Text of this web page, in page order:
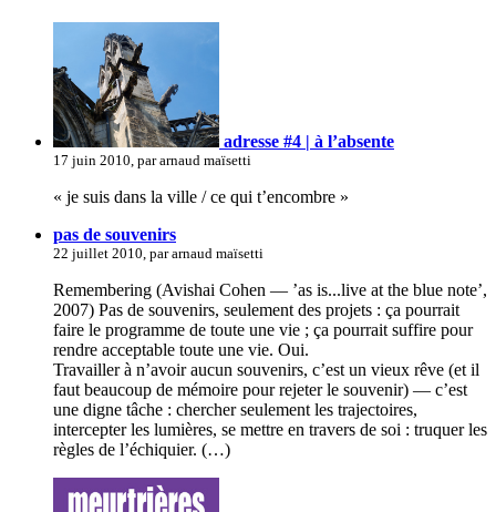
adresse #4 | à l’absente
17 juin 2010, par arnaud maïsetti
« je suis dans la ville / ce qui t’encombre »
pas de souvenirs
22 juillet 2010, par arnaud maïsetti
Remembering (Avishai Cohen — ’as is...live at the blue note’,
2007) Pas de souvenirs, seulement des projets : ça pourrait
faire le programme de toute une vie ; ça pourrait suffire pour
rendre acceptable toute une vie. Oui.
Travailler à n’avoir aucun souvenirs, c’est un vieux rêve (et il
faut beaucoup de mémoire pour rejeter le souvenir) — c’est
une digne tâche : chercher seulement les trajectoires,
intercepter les lumières, se mettre en travers de soi : truquer les
règles de l’échiquier. (…)